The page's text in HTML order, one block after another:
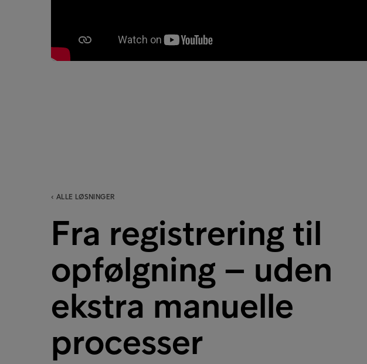
‹ ALLE LØSNINGER
Fra registrering til
opfølgning – uden
ekstra manuelle
processer